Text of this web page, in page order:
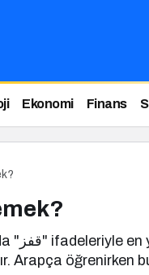
Ekonomi Finans
Arapça